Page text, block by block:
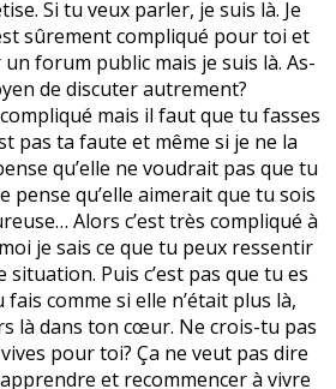
Si tu veux parler, je suis là. Je
sûrement compliqué pour toi et
un forum public mais je suis là. As-
de discuter autrement?
compliqué mais il faut que tu fasses
pas ta faute et même si je ne la
qu’elle ne voudrait pas que tu
pense qu’elle aimerait que tu sois
Alors c’est très compliqué à
je sais ce que tu peux ressentir
Puis c’est pas que tu es
comme si elle n’était plus là,
là dans ton cœur. Ne crois-tu pas
pour toi? Ça ne veut pas dire
et recommencer à vivre